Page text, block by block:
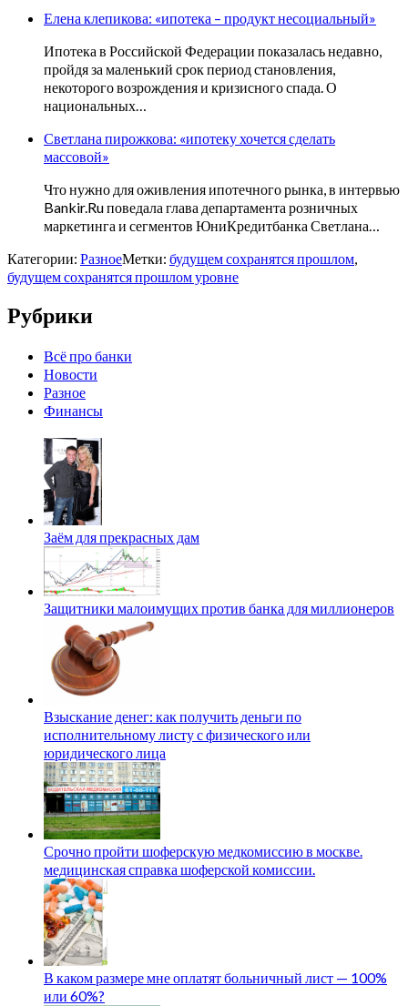
Елена клепикова: «ипотека – продукт несоциальный»
Ипотека в Российской Федерации показалась недавно,
пройдя за маленький срок период становления,
некоторого возрождения и кризисного спада. О
национальных…
Светлана пирожкова: «ипотеку хочется сделать
массовой»
Что нужно для оживления ипотечного рынка, в интервью
Bankir.Ru поведала глава департамента розничных
маркетинга и сегментов ЮниКредитбанка Светлана…
Категории: РазноеМетки: будущем сохранятся прошлом,
будущем сохранятся прошлом уровне
Рубрики
Всё про банки
Новости
Разное
Финансы
Заём для прекрасных дам
Защитники малоимущих против банка для миллионеров
Взыскание денег: как получить деньги по
исполнительному листу с физического или
юридического лица
Срочно пройти шоферскую медкомиссию в москве.
медицинская справка шоферской комиссии.
В каком размере мне оплатят больничный лист — 100%
или 60%?